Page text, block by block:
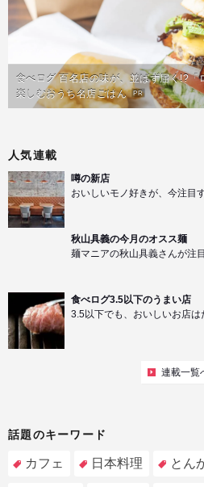
食べログ 百名店の味が、並ばず届く!?「
楽しむおうち名店ごはん PR
人気連載
噂の新店
おいしいモノ好きが、今注目
秋山具義の今月のオスス麺
麺マニアの秋山具義さんが注
食べログ3.5以下のうまい店
3.5以下でも、おいしいお店は
連載一覧
話題のキーワード
カフェ 日本料理 とん